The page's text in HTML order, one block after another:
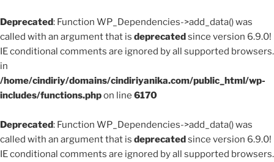
Deprecated: Function WP_Dependencies->add_data() was
called with an argument that is deprecatedsince version 6.9.0!
IE conditional comments are ignored by all supported browsers.
in
/home/cindiriy/domains/cindiriyanika.com/public_html/wp-
includes/functions.phpon line 6170
Deprecated: Function WP_Dependencies->add_data() was
called with an argument that is deprecatedsince version 6.9.0!
IE conditional comments are ignored by all supported browsers.